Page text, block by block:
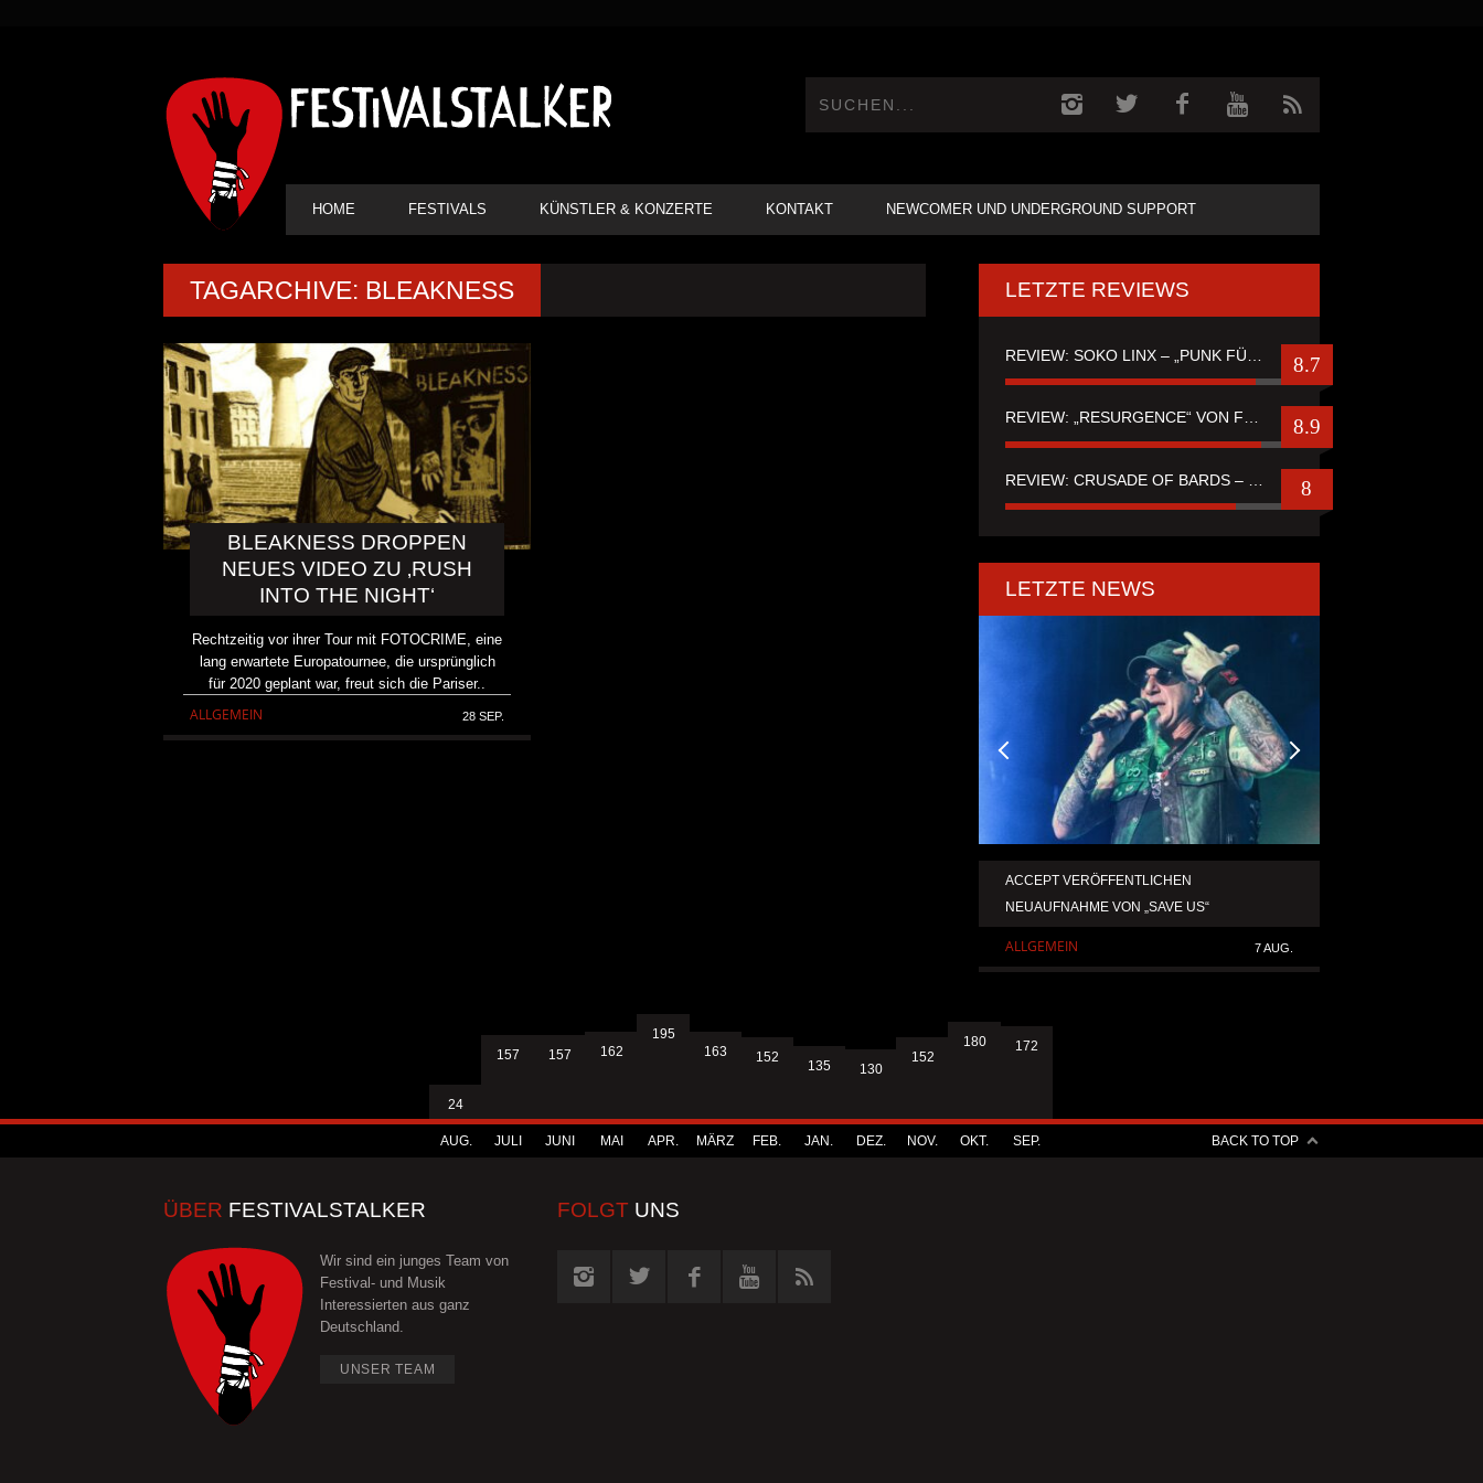
HAUPT-
NAVIGATION
HOME FESTIVALS KÜNSTLER & KONZERTE KONTAKT NEWCOMER UND UNDERGROUND SUPPORT
TAGARCHIVE: BLEAKNESS
BLEAKNESS DROPPEN
NEUES VIDEO ZU ‚RUSH
INTO THE NIGHT‘
Rechtzeitig vor ihrer Tour mit FOTOCRIME, eine
lang erwartete Europatournee, die ursprünglich
für 2020 geplant war, freut sich die Pariser..
ALLGEMEIN 28 SEP.
LETZTE REVIEWS
8.7
REVIEW: „RESURGENCE“ VON FUTURE PALACE 8.9
8
LETZTE NEWS
ACCEPT VERÖFFENTLICHEN
NEUAUFNAHME VON „SAVE US“
ALLGEMEIN 7 AUG.
24
AUG.
157
JULI
157
JUNI
162
MAI
195
APR.
163
MÄRZ
152
FEB.
135
JAN.
130
DEZ.
152
NOV.
180
OKT.
172
SEP. BACK TO TOP
ÜBER FESTIVALSTALKER
Wir sind ein junges Team von
Festival- und Musik
Interessierten aus ganz
Deutschland.
UNSER TEAM
FOLGT UNS